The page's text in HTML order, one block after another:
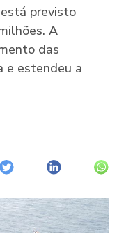
previsto
A
das
e estendeu a